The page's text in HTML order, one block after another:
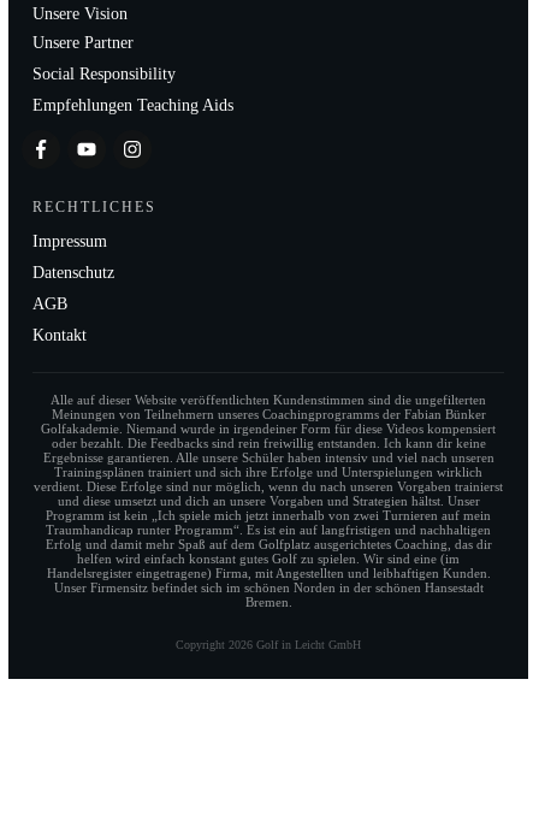
Unsere Vision
Unsere Partner
Social Responsibility
Empfehlungen Teaching Aids
RECHTLICHES
Impressum
Datenschutz
AGB
Kontakt
Alle auf dieser Website veröffentlichten Kundenstimmen sind die ungefilterten
Meinungen von Teilnehmern unseres Coachingprogramms der Fabian Bünker
Golfakademie. Niemand wurde in irgendeiner Form für diese Videos kompensiert
oder bezahlt. Die Feedbacks sind rein freiwillig entstanden. Ich kann dir keine
Ergebnisse garantieren. Alle unsere Schüler haben intensiv und viel nach unseren
Trainingsplänen trainiert und sich ihre Erfolge und Unterspielungen wirklich
verdient. Diese Erfolge sind nur möglich, wenn du nach unseren Vorgaben trainierst
und diese umsetzt und dich an unsere Vorgaben und Strategien hältst. Unser
Programm ist kein „Ich spiele mich jetzt innerhalb von zwei Turnieren auf mein
Traumhandicap runter Programm“. Es ist ein auf langfristigen und nachhaltigen
Erfolg und damit mehr Spaß auf dem Golfplatz ausgerichtetes Coaching, das dir
helfen wird einfach konstant gutes Golf zu spielen. Wir sind eine (im
Handelsregister eingetragene) Firma, mit Angestellten und leibhaftigen Kunden.
Unser Firmensitz befindet sich im schönen Norden in der schönen Hansestadt
Bremen.
Copyright 2026 Golf in Leicht GmbH